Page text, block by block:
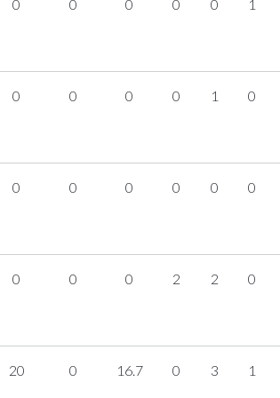
0 0 0 0 0 1
0 0 0 0 1 0
0 0 0 0 0 0
0 0 0 2 2 0
20 0 16.7 0 3 1